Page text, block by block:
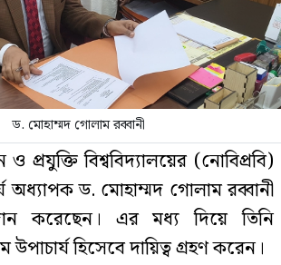
ড. মোহাম্মদ গোলাম রব্বানী
ও প্রযুক্তি বিশ্ববিদ্যালয়ের (নোবিপ্রবি)
অধ্যাপক ড. মোহাম্মদ গোলাম রব্বানী
করেছেন। এর মধ্য দিয়ে তিনি
উপাচার্য হিসেবে দায়িত্ব গ্রহণ করেন।